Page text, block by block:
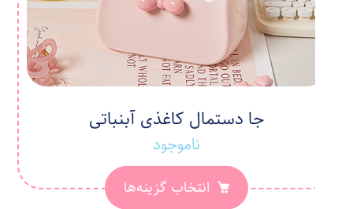
جا دستمال کاغذی آبنباتی
ناموجود
انتخاب گزینه‌ها